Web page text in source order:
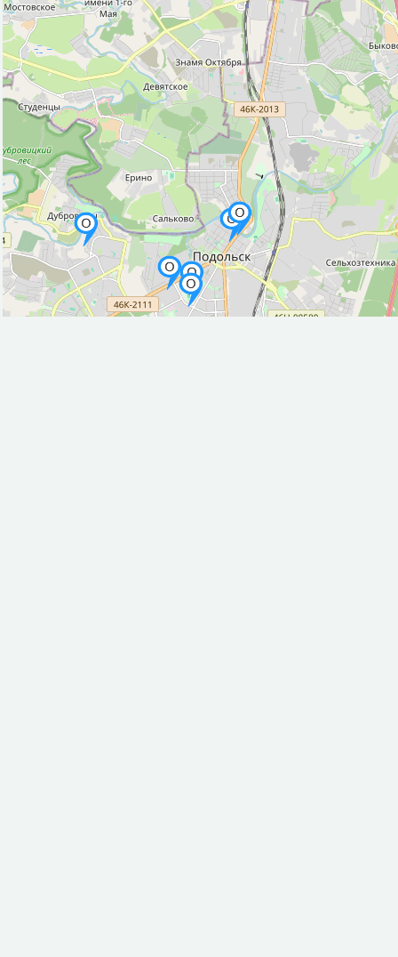
Музей (2)
Ночной клуб (1)
Паб (3)
Парк развлечений (1)
Парк, сквер (26)
Поликлиника (8)
Полицейский участок (7)
Почта (16)
Ресторан (8)
Рынок, базар (4)
Смотровая площадка (4)
Собор (1)
Спортивный центр (6)
Стадион (5)
Стоматолог (6)
Стоянка такси (1)
Театр (1)
Фастфуд (30)